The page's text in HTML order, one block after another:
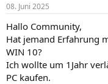
e
r
08. Juni 2025
Hallo Community,
Hat jemand Erfahrung
WIN 10?
Ich wollte um 1Jahr
PC kaufen.